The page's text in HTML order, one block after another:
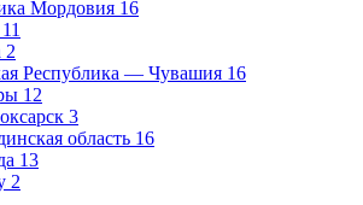
Мордовия 16
11
2
Республика — Чувашия 16
12
3
область 16
13
2